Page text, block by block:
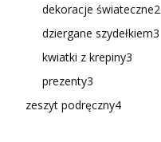
dekoracje świateczne2
dziergane szydełkiem3
kwiatki z krepiny3
prezenty3
zeszyt podręczny4